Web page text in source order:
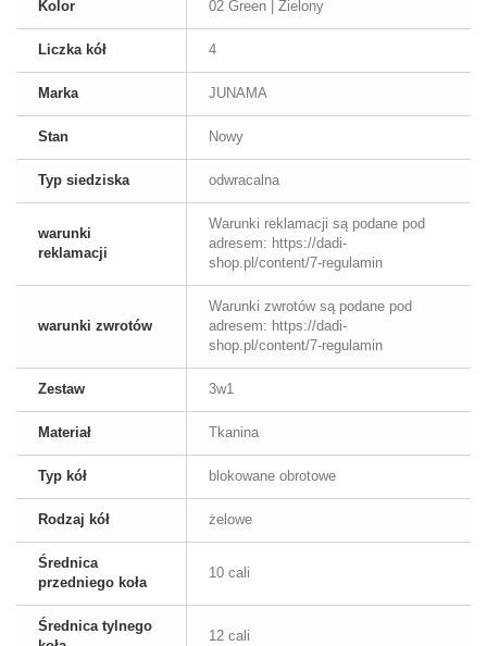
Kolor 02 Green | Zielony
Liczka kół 4
Marka JUNAMA
Stan Nowy
Typ siedziska odwracalna
warunki
reklamacji
Warunki reklamacji są podane pod
adresem: https://dadi-
shop.pl/content/7-regulamin
warunki zwrotów
Warunki zwrotów są podane pod
adresem: https://dadi-
shop.pl/content/7-regulamin
Zestaw 3w1
Materiał Tkanina
Typ kół blokowane obrotowe
Rodzaj kół żelowe
Średnica
przedniego koła
10 cali
Średnica tylnego
12 cali